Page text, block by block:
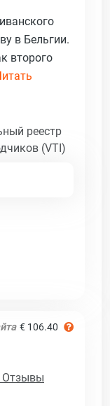
в Бельгии.
второго
реестр
(VTI)
€ 106.40
Отзывы